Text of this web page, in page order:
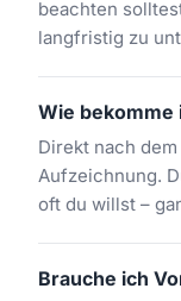
beachten
langfristig zu
Wie bekomme
Direkt nach
Aufzeichnung.
oft du willst –
Brauche ich